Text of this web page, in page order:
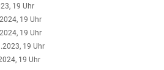
19 Uhr
19 Uhr
19 Uhr
19 Uhr
19 Uhr